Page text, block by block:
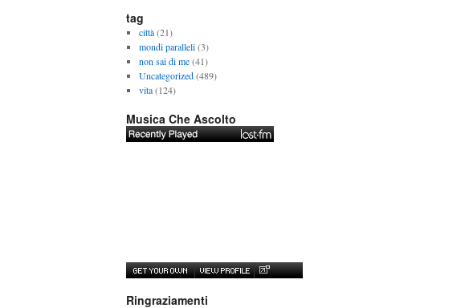
tag
città(21)
mondi paralleli(3)
non sai di me(41)
Uncategorized(489)
vita(124)
Musica Che Ascolto
Ringraziamenti